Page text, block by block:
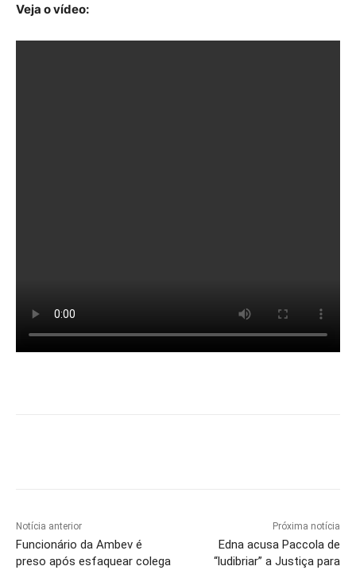
Veja o vídeo:
Notícia anterior
Funcionário da Ambev é
preso após esfaquear colega
Próxima notícia
Edna acusa Paccola de
“ludibriar” a Justiça para